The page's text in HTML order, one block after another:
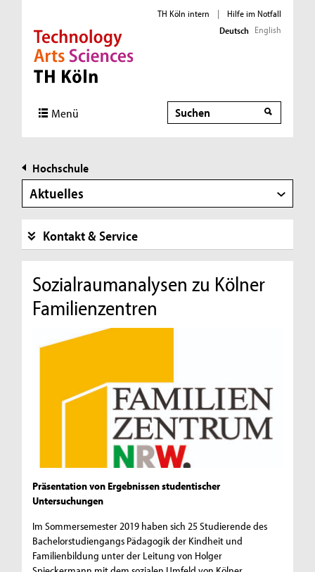
Direkt zur Hauptnavigation
Direkt zur Subnavigation
Direkt zum Inhalt
Direkt zum Fußbereich
TH Köln intern |
Hilfe im Notfall
Deutsch English
Menü Suche
Hochschule
Aktuelles
Kontakt & Service
Sozialraumanalysen zu Kölner
Familienzentren
Präsentation von Ergebnissen studentischer
Untersuchungen
Im Sommersemester 2019 haben sich 25 Studierende des
Bachelorstudiengangs Pädagogik der Kindheit und
Familienbildung unter der Leitung von Holger